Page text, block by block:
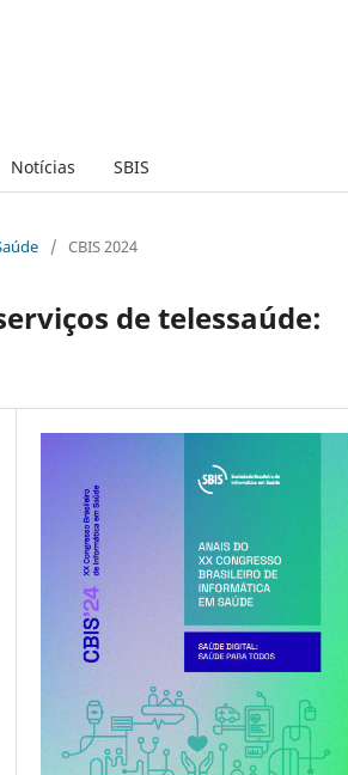
Notícias SBIS
/ CBIS 2024
de telessaúde: